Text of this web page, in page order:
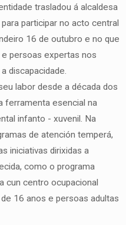
trasladou á alcaldesa
participar no acto central
16 de outubro e no que
persoas expertas nos
discapacidade.
labor desde a década dos
ferramenta esencial na
infanto - xuvenil. Na
de atención temperá,
iniciativas dirixidas a
como o programa
cun centro ocupacional
16 anos e persoas adultas